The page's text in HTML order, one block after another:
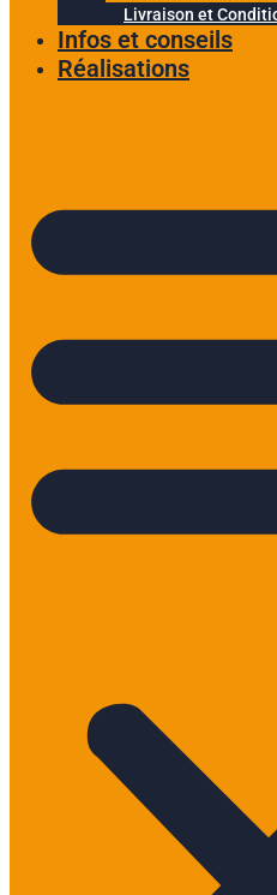
Livraison et
Infos et conseils
Réalisations